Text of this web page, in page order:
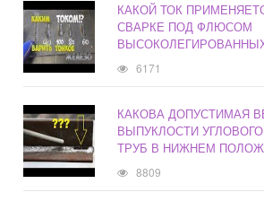
КАКОЙ ТОК
СВАРКЕ ПОД ФЛЮСОМ
6171
КАКОВА ДОПУСТИМАЯ
ВЫПУКЛОСТИ
ТРУБ В НИЖНЕМ
8809